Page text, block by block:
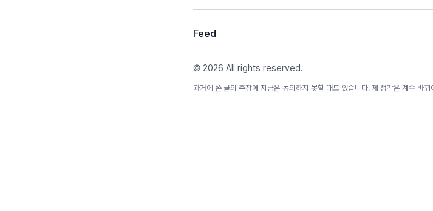
Feed
© 2026 All rights reserved.
과거에 쓴 글의 주장에 지금은 동의하지 못할 때도 있습니다. 제 생각은 계속 바